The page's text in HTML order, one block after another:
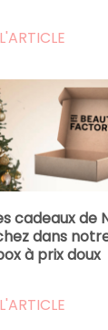
cadeaux de
dans
à prix doux